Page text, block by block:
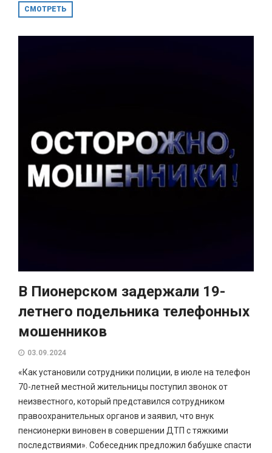
СМОТРЕТЬ
В Пионерском задержали 19-
летнего подельника телефонных
мошенников
03.09.2024
«Как установили сотрудники полиции, в июле на телефон
70-летней местной жительницы поступил звонок от
неизвестного, который представился сотрудником
правоохранительных органов и заявил, что внук
пенсионерки виновен в совершении ДТП с тяжкими
последствиями». Собеседник предложил бабушке спасти